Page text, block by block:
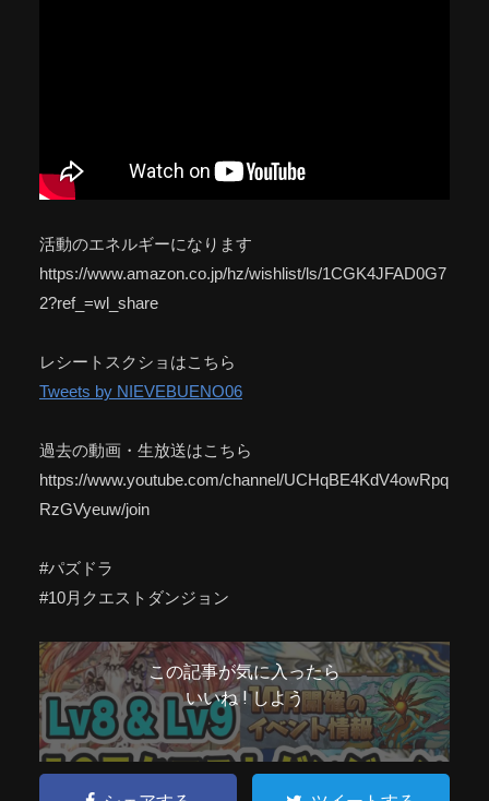
活動のエネルギーになります
https://www.amazon.co.jp/hz/wishlist/ls/1CGK4JFAD0G7
2?ref_=wl_share
レシートスクショはこちら
Tweets by NIEVEBUENO06
過去の動画・生放送はこちら
https://www.youtube.com/channel/UCHqBE4KdV4owRpq
RzGVyeuw/join
#パズドラ
#10月クエストダンジョン
この記事が気に入ったら
いいね ! しよう